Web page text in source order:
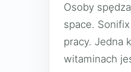
Osoby
space.
pracy. Jedna
witaminach